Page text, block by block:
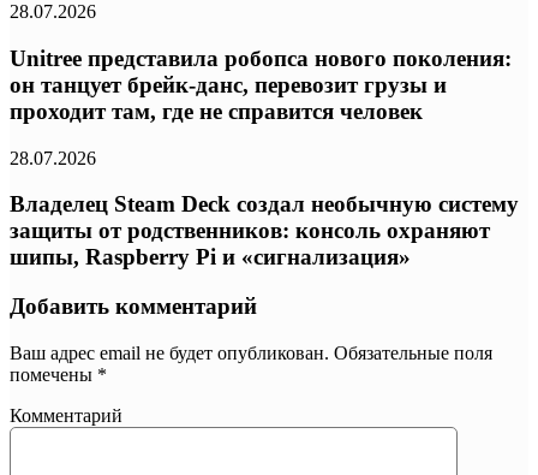
28.07.2026
Unitree представила робопса нового поколения:
он танцует брейк-данс, перевозит грузы и
проходит там, где не справится человек
28.07.2026
Владелец Steam Deck создал необычную систему
защиты от родственников: консоль охраняют
шипы, Raspberry Pi и «сигнализация»
Добавить комментарий
Ваш адрес email не будет опубликован. Обязательные поля
помечены *
Комментарий